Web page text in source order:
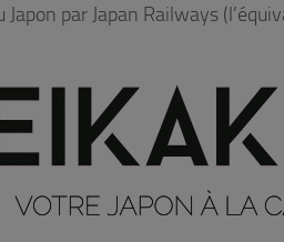
par Japan Railways